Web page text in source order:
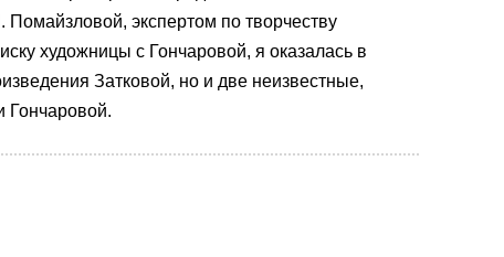
экспертом по творчеству
художницы с Гончаровой, я оказалась в
Затковой, но и две неизвестные,
Гончаровой.